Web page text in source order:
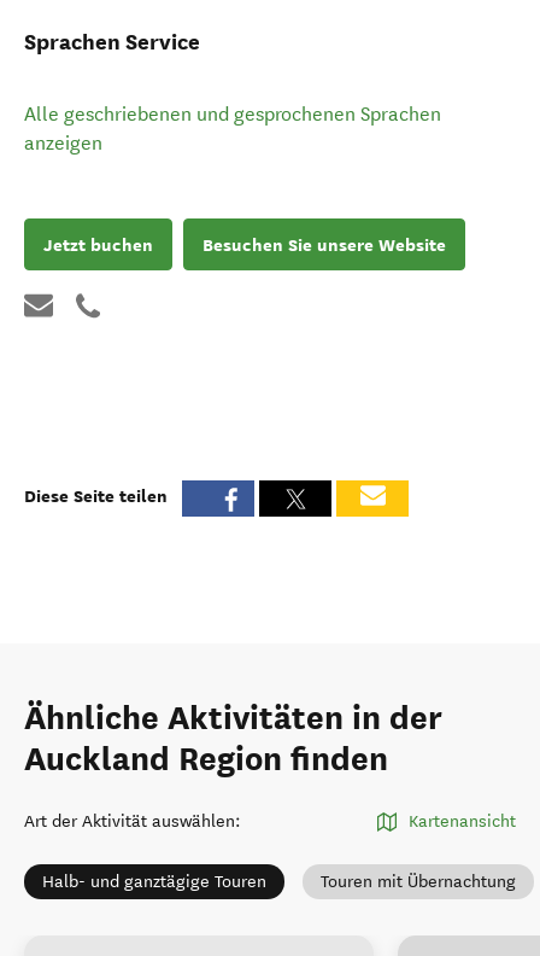
Sprachen Service
Alle geschriebenen und gesprochenen Sprachen
anzeigen
Jetzt buchen Besuchen Sie unsere Website
Diese Seite teilen
Ähnliche Aktivitäten in der
Auckland Region finden
Art der Aktivität auswählen: Kartenansicht
Halb- und ganztägige Touren Touren mit Übernachtung